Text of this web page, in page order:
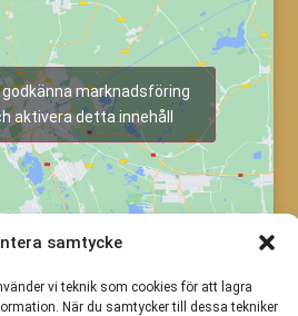
samtycke
vi teknik som cookies för att lagra
När du samtycker till dessa tekniker
marknadsföring
aktivera detta innehåll